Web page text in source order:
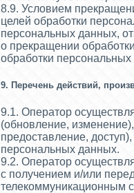
8.9. Условием
целей обработки
персональных данных,
о прекращении
обработки
9. Перечень действий,
9.1. Оператор
(обновление,
предоставление,
персональных данных.
9.2. Оператор
с получением и/или
телекоммуникационным